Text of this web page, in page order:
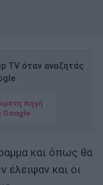
TV όταν αναζητάς
πηγή
Google
και όπως θα
έλειψαν και οι